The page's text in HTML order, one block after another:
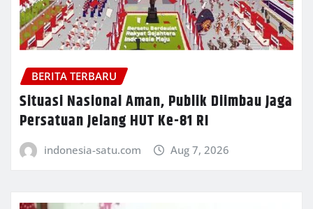
BERITA TERBARU
Situasi Nasional Aman, Publik Diimbau Jaga
Persatuan Jelang HUT Ke-81 RI
indonesia-satu.com Aug 7, 2026